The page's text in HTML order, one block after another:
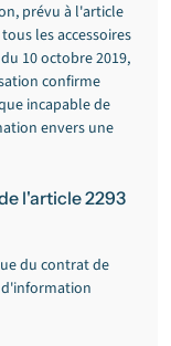
prévu à l'article
les accessoires
10 octobre 2019,
confirme
incapable de
envers une
l'article 2293
du contrat de